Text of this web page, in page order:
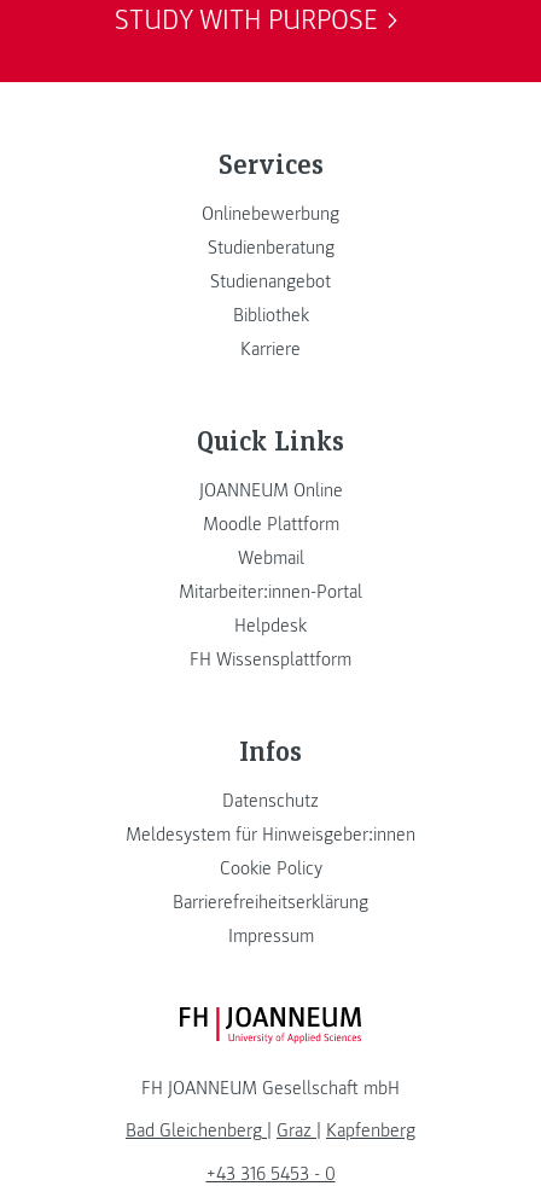
STUDY WITH PURPOSE
Services
Onlinebewerbung
Studienberatung
Studienangebot
Bibliothek
Karriere
Quick Links
JOANNEUM Online
Moodle Plattform
Webmail
Mitarbeiter:innen-Portal
Helpdesk
FH Wissensplattform
Infos
Datenschutz
Meldesystem für Hinweisgeber:innen
Cookie Policy
Barrierefreiheitserklärung
Impressum
FH JOANNEUM Logo
FH JOANNEUM Gesellschaft mbH
Bad Gleichenberg
Graz
Kapfenberg
+43 316 5453 - 0